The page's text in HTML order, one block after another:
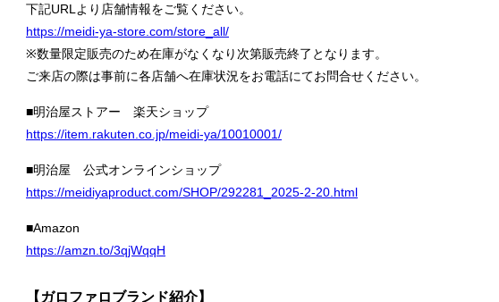
下記URLより店舗情報をご覧ください。
https://meidi-ya-store.com/store_all/
※数量限定販売のため在庫がなくなり次第販売終了となります。
ご来店の際は事前に各店舗へ在庫状況をお電話にてお問合せください。
■明治屋ストアー 楽天ショップ
https://item.rakuten.co.jp/meidi-ya/10010001/
■明治屋 公式オンラインショップ
https://meidiyaproduct.com/SHOP/292281_2025-2-20.html
■Amazon
https://amzn.to/3qjWqqH
【ガロファロブランド紹介】